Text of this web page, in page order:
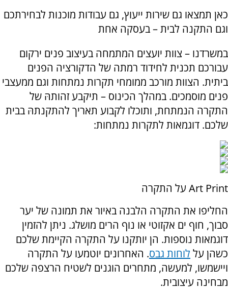
כאן תמצאו גם שירות ייעוץ, גם עבודות מוכנות לבחירתכם
וגם התקנה לבית – בעסקה אחת
במשרדנו – צוות יועצים המתמחה בעיצוב פנים ירקום
עבורכם תכנית לחידוד רמתה של הדקורציה הפנים
ביתית. הצוות מורכב ממומחי תקרות נמתחות וגם ממעצבי
פנים מוסמכים. במהלך הכינוס – תיקבע זהותהּ של
התקרה הנמתחת, ותוכלו לקבוע תאריך להתקנתהּ בבית
שלכם. דוגמאות לתקרות נמתחות:
Art Print על התקרה
החליפו את התקרה הלבנה באיור את תמונה של יער
סבוך, חוף ים אקזוטי או נוף הרים מושלג. ניתן להזמין
דוגמאות נוספות. הן יותקנו על התקרה הקיימת שלכם
כשהן על לוחות גבס. האחרונים יוטמעו על התקרה
ויישמשו, למעשה, מתחרים הוגנים לשטיח הרצפה שלכם
מבחינה עיצובית.